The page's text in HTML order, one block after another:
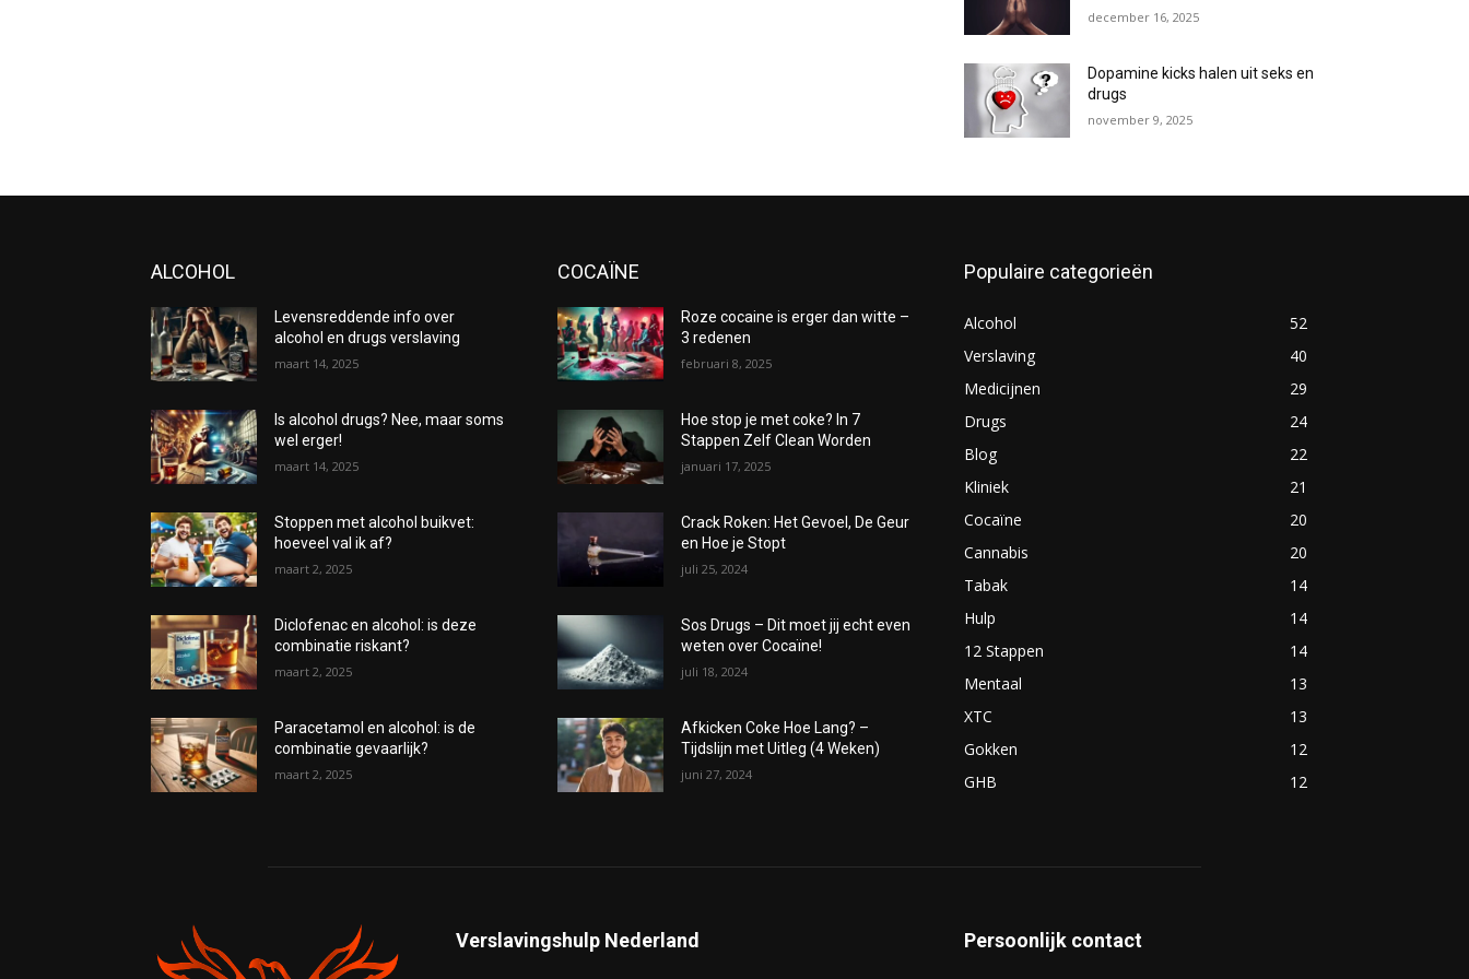
december 16, 2025
Dopamine kicks halen uit seks en
drugs
november 9, 2025
ALCOHOL
Levensreddende info over
alcohol en drugs verslaving
maart 14, 2025
Is alcohol drugs? Nee, maar soms
wel erger!
maart 14, 2025
Stoppen met alcohol buikvet:
hoeveel val ik af?
maart 2, 2025
Diclofenac en alcohol: is deze
combinatie riskant?
maart 2, 2025
Paracetamol en alcohol: is de
combinatie gevaarlijk?
maart 2, 2025
COCAÏNE
Roze cocaine is erger dan witte –
3 redenen
februari 8, 2025
Hoe stop je met coke? In 7
Stappen Zelf Clean Worden
januari 17, 2025
Crack Roken: Het Gevoel, De Geur
en Hoe je Stopt
juli 25, 2024
Sos Drugs – Dit moet jij echt even
weten over Cocaïne!
juli 18, 2024
Afkicken Coke Hoe Lang? –
Tijdslijn met Uitleg (4 Weken)
juni 27, 2024
Populaire categorieën
Alcohol
52
Verslaving
40
Medicijnen
29
Drugs
24
Blog
22
Kliniek
21
Cocaïne
20
Cannabis
20
Tabak
14
Hulp
14
12 Stappen
14
Mentaal
13
XTC
13
Gokken
12
GHB
12
Verslavingshulp Nederland Persoonlijk contact